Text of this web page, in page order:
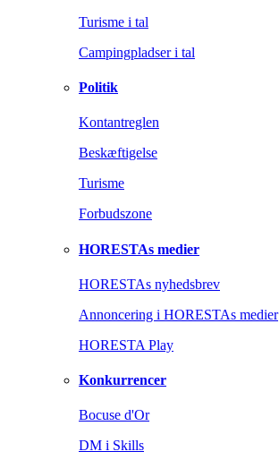
Turisme i tal
Campingpladser i tal
Politik
Kontantreglen
Beskæftigelse
Turisme
Forbudszone
HORESTAs medier
HORESTAs nyhedsbrev
Annoncering i HORESTAs medier
HORESTA Play
Konkurrencer
Bocuse d'Or
DM i Skills